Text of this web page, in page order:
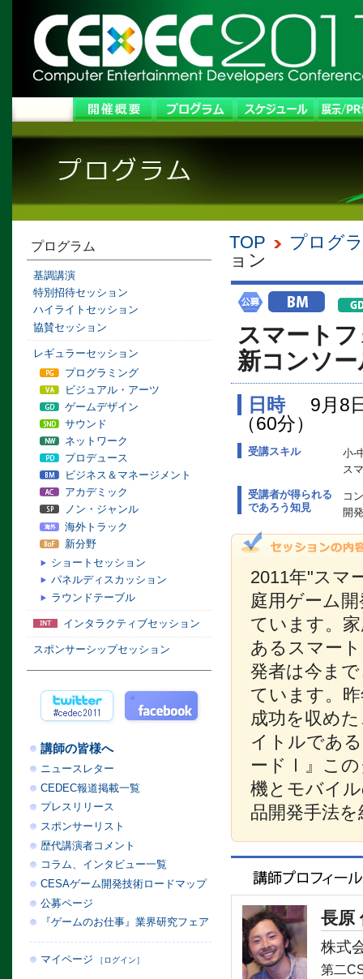
TOP
プログ
ョン
スマート
新コンソ
日時
9月8
（60分）
受講スキル
小-
ス
受講者が得られる
であろう知見
コ
開
2011年"スマ
庭用ゲーム
ています。
あるスマー
発者は今ま
ています。
成功を収め
イトルであ
ードⅠ』この
機とモバイ
品開発手法
長原
株式
第二
プログラム
基調講演
特別招待セッション
ハイライトセッション
協賛セッション
レギュラーセッション
プログラミング
ビジュアル・アーツ
ゲームデザイン
サウンド
ネットワーク
プロデュース
ビジネス＆マネージメント
アカデミック
ノン・ジャンル
海外トラック
新分野
ショートセッション
パネルディスカッション
ラウンドテーブル
インタラクティブセッション
スポンサーシップセッション
講師の皆様へ
ニュースレター
CEDEC報道掲載一覧
プレスリリース
スポンサーリスト
歴代講演者コメント
コラム、インタビュー一覧
CESAゲーム開発技術ロードマップ
公募ページ
『ゲームのお仕事』業界研究フェア
マイページ ［ログイン］